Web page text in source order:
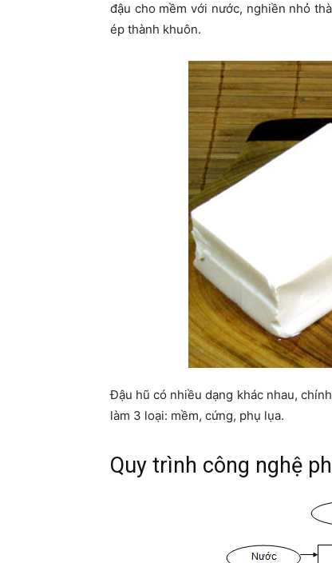
đậu cho mềm với nước, nghiền nhỏ
ép thành khuôn.
Đậu hũ có nhiều dạng khác nhau,
làm 3 loại: mềm, cứng, phụ lụa.
Quy trình công nghệ